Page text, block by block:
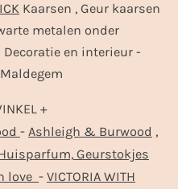
Kaarsen , Geur kaarsen
metalen onder
en interieur -
+
- Ashleigh & Burwood ,
Geurstokjes
love - VICTORIA WITH